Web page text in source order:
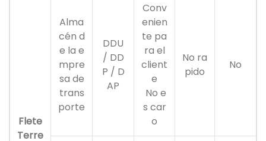
Flete
Terre
Alma
cén d
e la e
mpre
sa de
trans
porte
DDU
/ DD
P / D
AP
Conv
enien
te pa
ra el
client
e
No e
s car
o
No ra
pido
No